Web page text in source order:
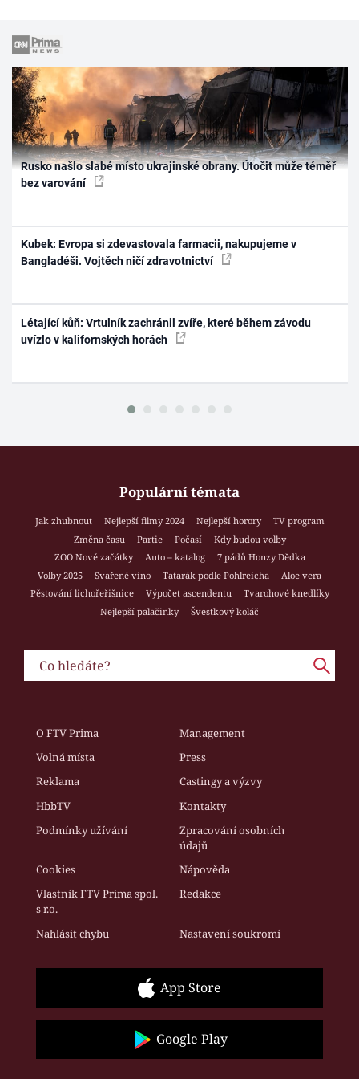
Rusko našlo slabé místo ukrajinské obrany. Útočit může téměř
bez varování
Kubek: Evropa si zdevastovala farmacii, nakupujeme v
Bangladéši. Vojtěch ničí zdravotnictví
Létající kůň: Vrtulník zachránil zvíře, které během závodu
uvízlo v kalifornských horách
Populární témata
Jak zhubnout Nejlepší filmy 2024 Nejlepší horory
TV program
Změna času
Partie Počasí
Kdy budou volby
ZOO Nové začátky
Auto – katalog
7 pádů Honzy Dědka
Volby 2025
Svařené víno Tatarák podle Pohlreicha
Aloe vera
Pěstování lichořeřišnice
Výpočet ascendentu
Tvarohové knedlíky
Nejlepší palačinky
Švestkový koláč
O FTV Prima
Management
Volná místa
Press
Reklama
Castingy a výzvy
HbbTV
Kontakty
Podmínky užívání
Zpracování osobních
údajů
Cookies
Nápověda
Vlastník FTV Prima spol.
s r.o.
Redakce
Nahlásit chybu Nastavení soukromí
App Store
Google Play